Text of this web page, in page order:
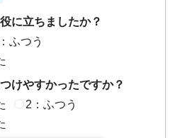
に立ちましたか？
ふつう
けやすかったですか？
2：ふつう